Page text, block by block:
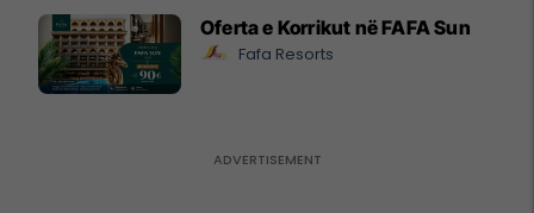
Oferta e Korrikut në FAFA Sun
Fafa Resorts